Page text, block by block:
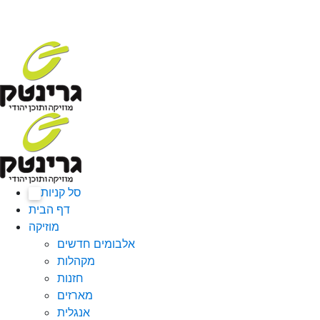
סל קניות
דף הבית
מוזיקה
אלבומים חדשים
מקהלות
חזנות
מארזים
אנגלית